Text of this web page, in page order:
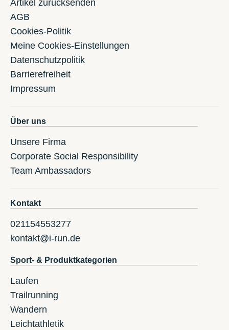
Artikel zurücksenden
AGB
Cookies-Politik
Meine Cookies-Einstellungen
Datenschutzpolitik
Barrierefreiheit
Impressum
Über uns
Unsere Firma
Corporate Social Responsibility
Team Ambassadors
Kontakt
021154553277
kontakt@i-run.de
Sport- & Produktkategorien
Laufen
Trailrunning
Wandern
Leichtathletik